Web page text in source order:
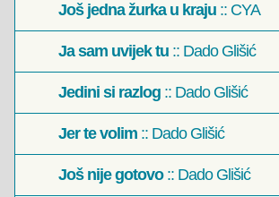
Još jedna žurka u kraju :: CYA
Ja sam uvijek tu :: Dado Glišić
Jedini si razlog :: Dado Glišić
Jer te volim :: Dado Glišić
Još nije gotovo:: Dado Glišić